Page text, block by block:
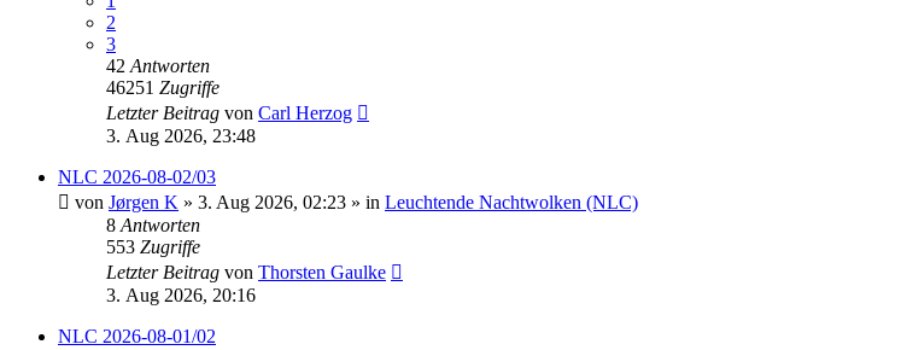
2
3
42 Antworten
46251 Zugriffe
Letzter Beitrag von Carl Herzog
3. Aug 2026, 23:48
NLC 2026-08-02/03
von Jørgen K » 3. Aug 2026, 02:23 » in Leuchtende Nachtwolken (NLC)
8 Antworten
553 Zugriffe
Letzter Beitrag von Thorsten Gaulke
3. Aug 2026, 20:16
NLC 2026-08-01/02